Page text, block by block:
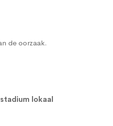
de oorzaak.
lokaal